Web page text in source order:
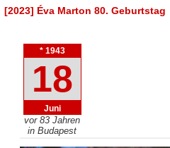
[2023] Éva Marton 80. Geburtstag
* 1943
18
Juni
vor 83 Jahren
in Budapest